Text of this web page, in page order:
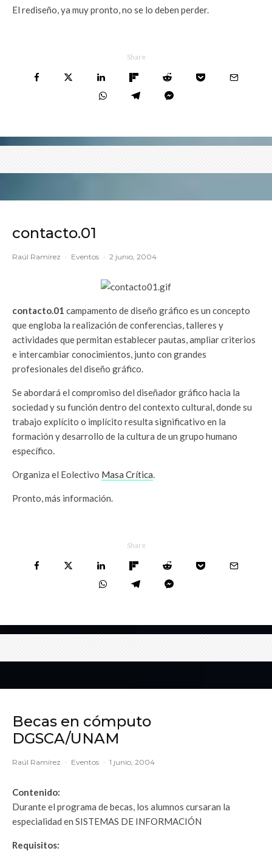
El rediseño, ya muy pronto, no se lo deben perder.
Share
contacto.01
Raúl Ramírez · Eventos · 2 junio, 2004
contacto.01 campamento de diseño gráfico es un concepto
que engloba la realización de conferencias, talleres y
actividades que permitan establecer pautas, ampliar criterios
e intercambiar conocimientos, junto con grandes
profesionales del diseño gráfico.
Se abordará el compromiso del diseñador gráfico hacia la
sociedad y su función dentro del contexto cultural, donde su
trabajo explícito o implícito resulta significativo en la
formación y desarrollo de la cultura de un grupo humano
específico.
Organiza el Eolectivo Masa Crítica
Pronto, más información.
Share
Becas en cómputo
DGSCA/UNAM
Raúl Ramírez · Eventos · 1 junio, 2004
Contenido:
Durante el programa de becas, los alumnos cursaran la
especialidad en SISTEMAS DE INFORMACIÓN
Requisitos: